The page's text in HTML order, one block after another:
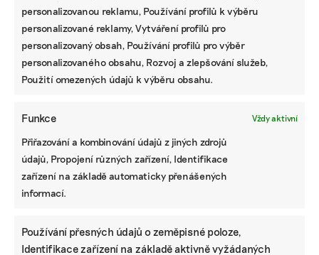
personalizovanou reklamu, Používání profilů k výběru
personalizované reklamy, Vytváření profilů pro
personalizovaný obsah, Používání profilů pro výběr
personalizovaného obsahu, Rozvoj a zlepšování služeb,
Použití omezených údajů k výběru obsahu.
Funkce Vždy aktivní
Přiřazování a kombinování údajů z jiných zdrojů
údajů, Propojení různých zařízení, Identifikace
zařízení na základě automaticky přenášených
informací.
Používání přesných údajů o zeměpisné poloze,
Identifikace zařízení na základě aktivně vyžádaných
STÁHNĚTE SI NAŠE E-BOOKY
KOMERČNÍ SDĚLENÍ